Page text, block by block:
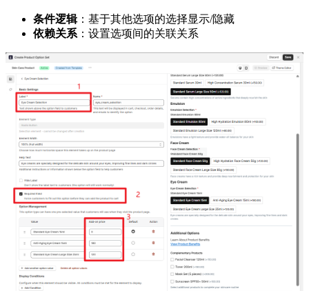
条件逻辑：基于其他选项的选择显示/隐藏
依赖关系 ：设置选项间的关联关系